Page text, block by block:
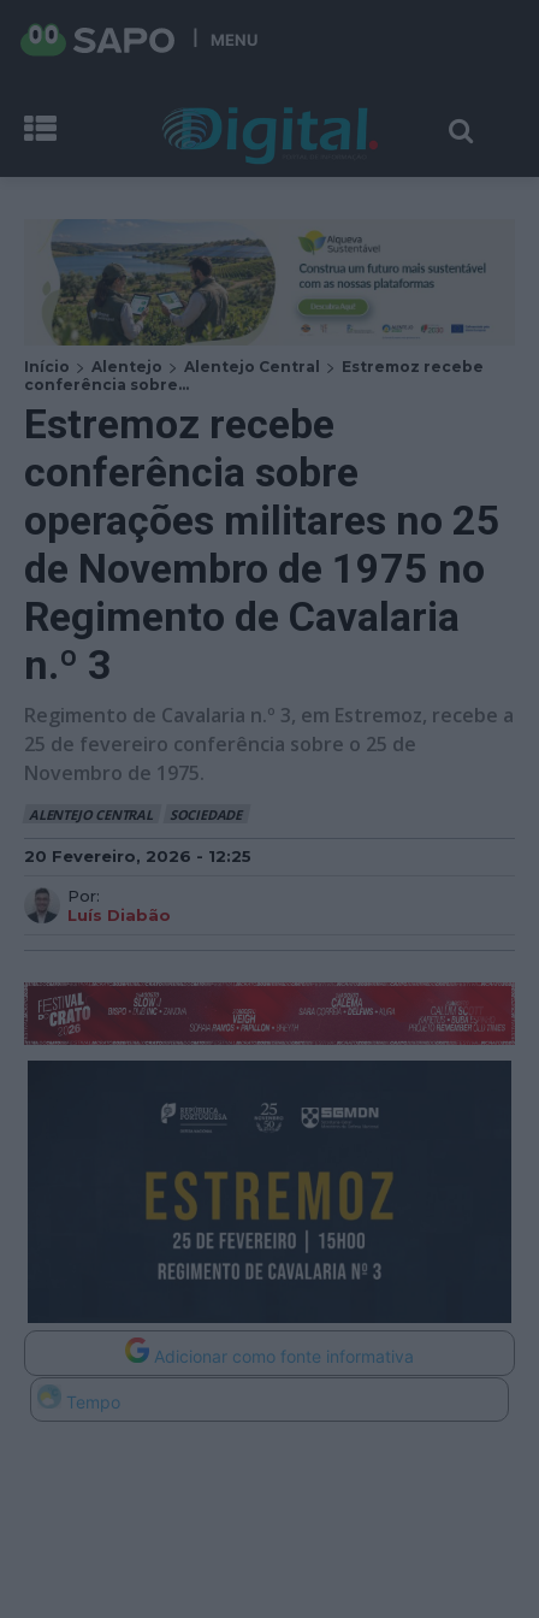
MENU
Início Alentejo Alentejo Central
Estremoz recebe
conferência sobre...
Estremoz recebe
conferência sobre
operações militares no 25
de Novembro de 1975 no
Regimento de Cavalaria
n.º 3
Regimento de Cavalaria n.º 3, em Estremoz, recebe a
25 de fevereiro conferência sobre o 25 de
Novembro de 1975.
ALENTEJO CENTRAL SOCIEDADE
20 Fevereiro, 2026 - 12:25
Por:
Luís Diabão
Adicionar como fonte informativa
Tempo